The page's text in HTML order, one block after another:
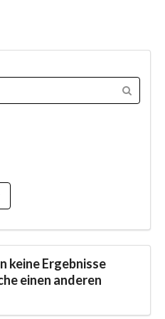
keine Ergebnisse
einen anderen